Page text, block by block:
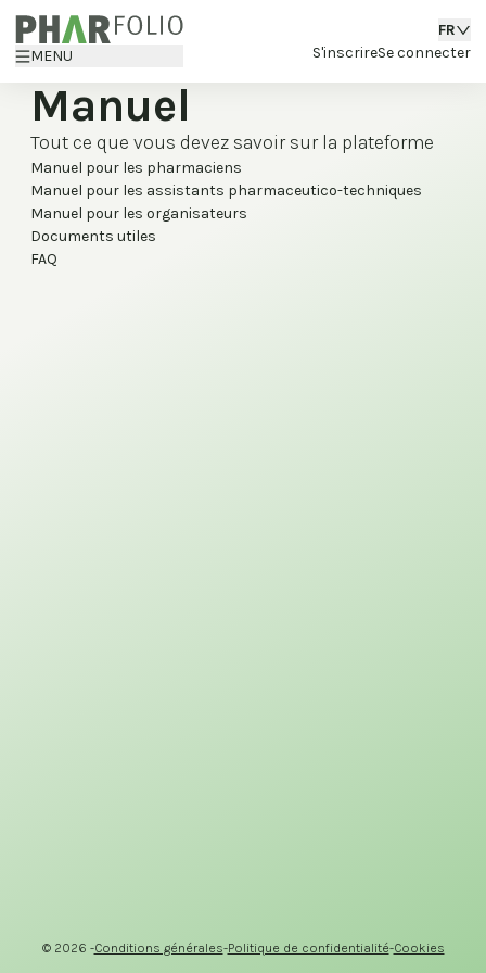
MENU
FR
S'inscrireSe connecter
Manuel
Tout ce que vous devez savoir sur la plateforme
Manuel pour les pharmaciens
Manuel pour les assistants pharmaceutico-techniques
Manuel pour les organisateurs
Documents utiles
FAQ
© 2026 -Conditions générales-Politique de confidentialité-Cookies